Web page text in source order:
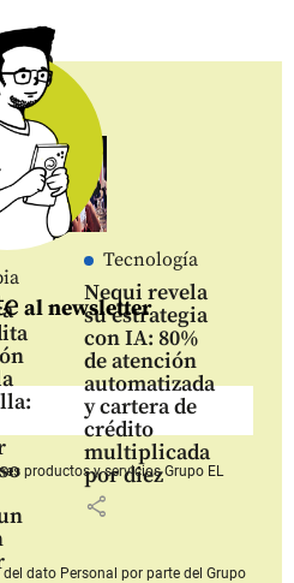
Tecnología
Nequi revela
su estrategia
con IA: 80%
de atención
automatizada
y cartera de
crédito
multiplicada
por diez
share
al newsletter
productos y serviciosGrupo EL
dato Personal por parte del Grupo